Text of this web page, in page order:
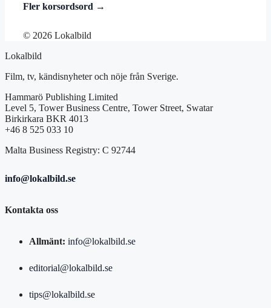
Fler korsordsord →
© 2026 Lokalbild
Lokalbild
Film, tv, kändisnyheter och nöje från Sverige.
Hammarö Publishing Limited
Level 5, Tower Business Centre, Tower Street, Swatar
Birkirkara BKR 4013
+46 8 525 033 10
Malta Business Registry: C 92744
info@lokalbild.se
Kontakta oss
Allmänt: info@lokalbild.se
editorial@lokalbild.se
tips@lokalbild.se